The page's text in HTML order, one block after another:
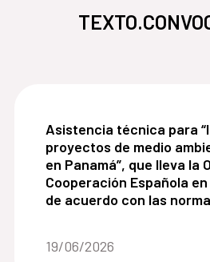
Asistencia técnica para
Asistencia técnica para
proyectos de medio
en Panamá”, que lleva la
Cooperación Española en
de acuerdo con las
Desarrollo (AECID).
Date of the news::
19/06/2026